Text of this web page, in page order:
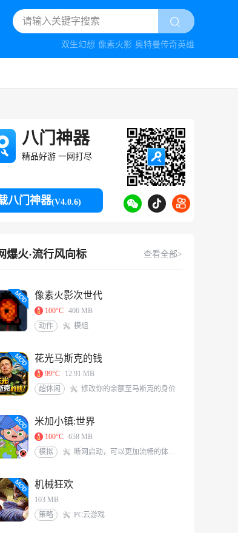
双生幻想 像素火影 奥特曼传奇英雄
八门神器
精品好游 一网打尽
八门神器(V4.0.6)
爆火·流行风向标 查看全部>
像素火影次世代
100°C 406 MB
动作
模组
花光马斯克的钱
99°C
12.91 MB
超休闲
修改你的余额至马斯克的身价
米加小镇:世界
100°C 658 MB
模拟
断网启动，可以更加流畅的体验游戏<br/>米加/托卡玩家QQ交流群：117331491[action url=http://qm.qq.com/cgi-bin/qm/qr?_wv=1027&k=6X8Vf-nbKoIVVCzMHEKJaKq-S0A0zIrS&authKey=L77PNkwS6KWVs379sBDg9O7J%2BZLRFEjjXTWpXqGBveIRNdsENG0elvPpkFj%2FRVd7&noverify=0&group_code=117331491 text=加入QQ群聊]
机械狂欢
103 MB
策略
PC云游戏